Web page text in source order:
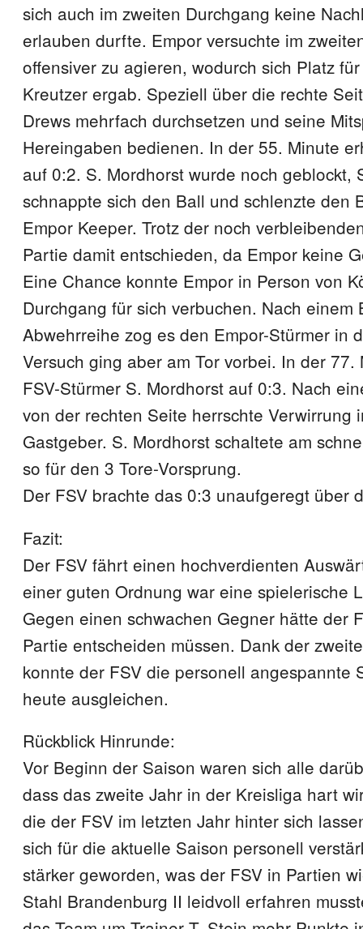
sich auch im zweiten Durchgang keine
erlauben durfte. Empor versuchte im
offensiver zu agieren, wodurch sich Platz
Kreutzer ergab. Speziell über die rechte
Drews mehrfach durchsetzen und seine
Hereingaben bedienen. In der 55. Minute
auf 0:2. S. Mordhorst wurde noch geblockt,
schnappte sich den Ball und schlenzte den
Empor Keeper. Trotz der noch
Partie damit entschieden, da Empor keine
Eine Chance konnte Empor in Person von
Durchgang für sich verbuchen. Nach einem
Abwehrreihe zog es den Empor-Stürmer in
Versuch ging aber am Tor vorbei. In der
FSV-Stürmer S. Mordhorst auf 0:3. Nach
von der rechten Seite herrschte Verwirrung
Gastgeber. S. Mordhorst schaltete am
so für den 3 Tore-Vorsprung.
Der FSV brachte das 0:3 unaufgeregt über
Fazit:
Der FSV fährt einen hochverdienten
einer guten Ordnung war eine spielerische
Gegen einen schwachen Gegner hätte der
Partie entscheiden müssen. Dank der
konnte der FSV die personell angespannte
heute ausgleichen.
Rückblick Hinrunde:
Vor Beginn der Saison waren sich alle
dass das zweite Jahr in der Kreisliga hart
die der FSV im letzten Jahr hinter sich
sich für die aktuelle Saison personell
stärker geworden, was der FSV in Partien
Stahl Brandenburg II leidvoll erfahren